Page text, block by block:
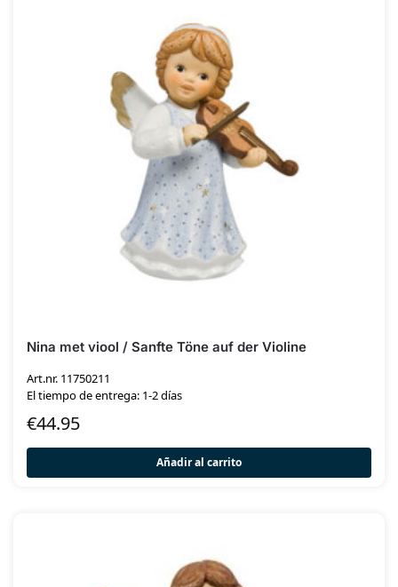
Nina met viool / Sanfte Töne auf der Violine
Art.nr. 11750211
El tiempo de entrega: 1-2 días
€44.95
Añadir al carrito